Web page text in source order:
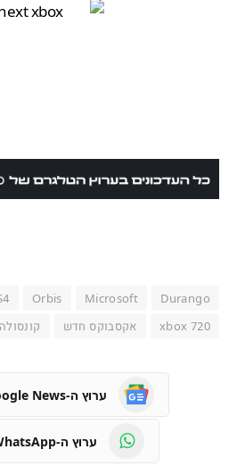
Durango
Microsoft
Orbis
xbox 720
אקסבוקס חדש
ערוץ ה-Google News של גיימפרו
ערוץ ה-WhatsApp של גיימפרו